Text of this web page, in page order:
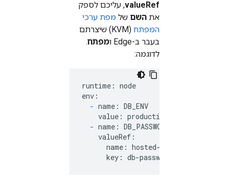
valueRef, עליכם לספק
את השם של מפת ערכי
המפתח
(KVM) שיצרתם
בעבר ב-Edge ו
מפתח.
לדוגמה:
runtime: node
env:
- name: DB_ENV
    value: production
- name: DB_PASSWORD
    valueRef:
      name: hosted-kvm
      key: db-password